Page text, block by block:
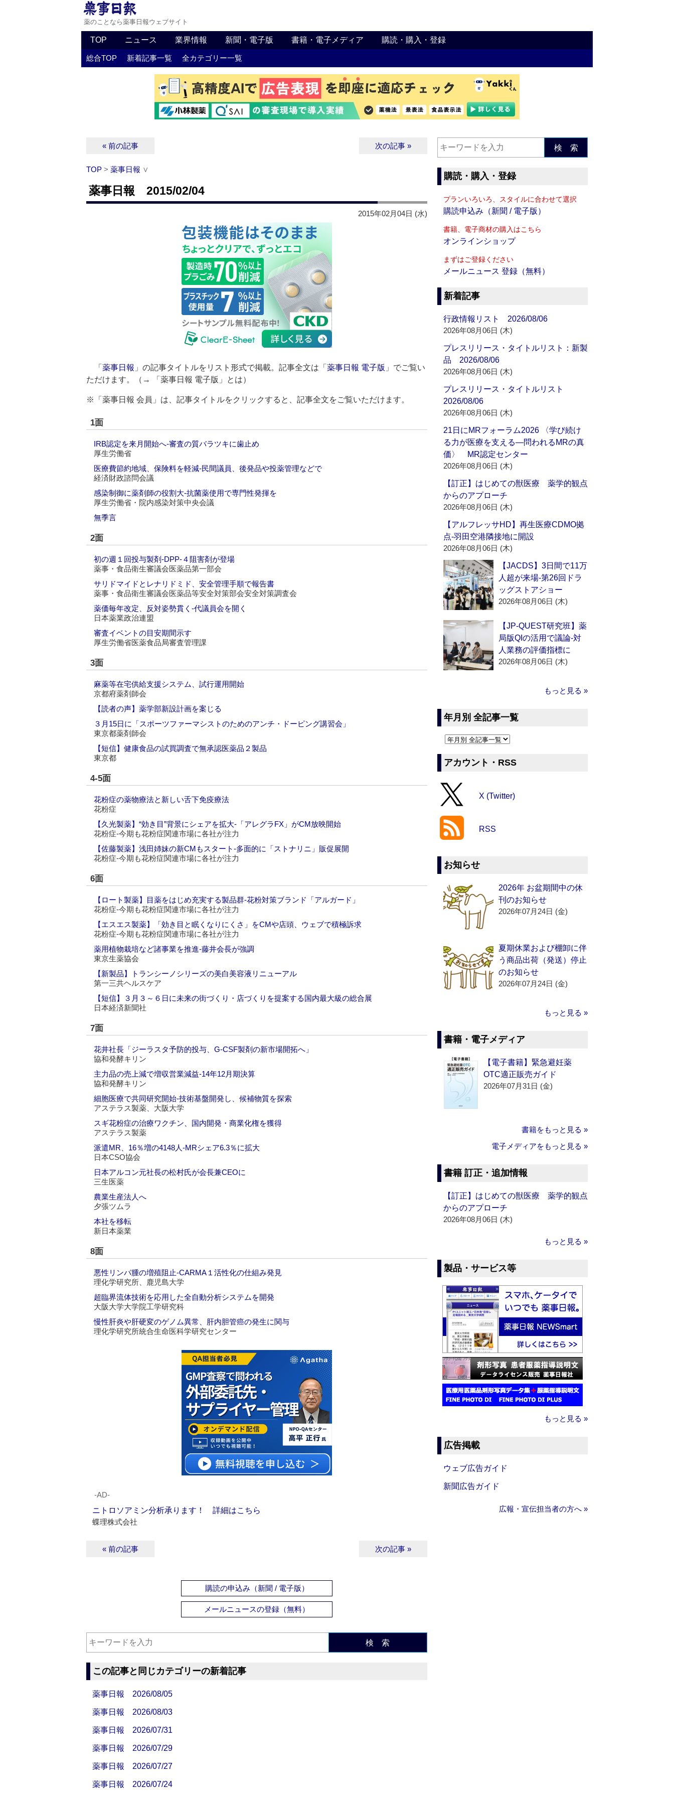
薬のことなら薬事日報ウェブサイト
TOP ニュース 業界情報 新聞・電子版 書籍・電子メディア 購読・購入・登録
総合TOP 新着記事一覧 全カテゴリー一覧
« 前の記事 次の記事 »
TOP > 薬事日報 ∨
薬事日報 2015/02/04
2015年02月04日 (水)
「 薬事日報 」の記事タイトルをリスト形式で掲載。記事全文は「 薬事日報 電子版 」でご覧い
ただけます。（→
「薬事日報 電子版」とは）
※「薬事日報 会員」は、記事タイトルをクリックすると、記事全文をご覧いただけます。
1面
IRB認定を来月開始へ‐審査の質バラツキに歯止め
厚生労働省
医療費節約地域、保険料を軽減‐民間議員、後発品や投薬管理などで
経済財政諮問会議
感染制御に薬剤師の役割大‐抗菌薬使用で専門性発揮を
厚生労働省・院内感染対策中央会議
無季言
2面
初の週１回投与製剤‐DPP‐４阻害剤が登場
薬事・食品衛生審議会医薬品第一部会
サリドマイドとレナリドミド、安全管理手順で報告書
薬事・食品衛生審議会医薬品等安全対策部会安全対策調査会
薬価毎年改定、反対姿勢貫く‐代議員会を開く
日本薬業政治連盟
審査イベントの目安期間示す
厚生労働省医薬食品局審査管理課
3面
麻薬等在宅供給支援システム、試行運用開始
京都府薬剤師会
【読者の声】薬学部新設計画を案じる
３月15日に「スポーツファーマシストのためのアンチ・ドーピング講習会」
東京都薬剤師会
【短信】健康食品の試買調査で無承認医薬品２製品
東京都
4-5面
花粉症の薬物療法と新しい舌下免疫療法
花粉症
【久光製薬】“効き目”背景にシェアを拡大‐「アレグラFX」がCM放映開始
花粉症‐今期も花粉症関連市場に各社が注力
【佐藤製薬】浅田姉妹の新CMもスタート‐多面的に「ストナリニ」販促展開
花粉症‐今期も花粉症関連市場に各社が注力
6面
【ロート製薬】目薬をはじめ充実する製品群‐花粉対策ブランド「アルガード」
花粉症‐今期も花粉症関連市場に各社が注力
【エスエス製薬】「効き目と眠くなりにくさ」をCMや店頭、ウェブで積極訴求
花粉症‐今期も花粉症関連市場に各社が注力
薬用植物栽培など諸事業を推進‐藤井会長が強調
東京生薬協会
【新製品】トランシーノシリーズの美白美容液リニューアル
第一三共ヘルスケア
【短信】３月３～６日に未来の街づくり・店づくりを提案する国内最大級の総合展
日本経済新聞社
7面
花井社長「ジーラスタ予防的投与、G‐CSF製剤の新市場開拓へ」
協和発酵キリン
主力品の売上減で増収営業減益‐14年12月期決算
協和発酵キリン
細胞医療で共同研究開始‐技術基盤開発し、候補物質を探索
アステラス製薬、大阪大学
スギ花粉症の治療ワクチン、国内開発・商業化権を獲得
アステラス製薬
派遣MR、16％増の4148人‐MRシェア6.3％に拡大
日本CSO協会
日本アルコン元社長の松村氏が会長兼CEOに
三生医薬
農業生産法人へ
夕張ツムラ
本社を移転
新日本薬業
8面
悪性リンパ腫の増殖阻止‐CARMA１活性化の仕組み発見
理化学研究所、鹿児島大学
超臨界流体技術を応用した全自動分析システムを開発
大阪大学大学院工学研究科
慢性肝炎や肝硬変のゲノム異常、肝内胆管癌の発生に関与
理化学研究所統合生命医科学研究センター
‐AD‐
ニトロソアミン分析承ります！ 詳細はこちら
蝶理株式会社
« 前の記事 次の記事 »
購読の申込み（新聞 / 電子版）
メールニュースの登録（無料）
検 索
この記事と同じカテゴリーの新着記事
薬事日報 2026/08/05
薬事日報 2026/08/03
薬事日報 2026/07/31
薬事日報 2026/07/29
薬事日報 2026/07/27
薬事日報 2026/07/24
検 索
購読・購入・登録
プランいろいろ、スタイルに合わせて選択
購読申込み（新聞 / 電子版）
書籍、電子商材の購入はこちら
オンラインショップ
まずはご登録ください
メールニュース 登録（無料）
新着記事
行政情報リスト 2026/08/06
2026年08月06日 (木)
プレスリリース・タイトルリスト：新製
品 2026/08/06
2026年08月06日 (木)
プレスリリース・タイトルリスト
2026/08/06
2026年08月06日 (木)
21日にMRフォーラム2026 〈学び続け
る力が医療を支える―問われるMRの真
価〉 MR認定センター
2026年08月06日 (木)
【訂正】はじめての獣医療 薬学的観点
からのアプローチ
2026年08月06日 (木)
【アルフレッサHD】再生医療CDMO拠
点‐羽田空港隣接地に開設
2026年08月06日 (木)
【JACDS】3日間で11万
人超が来場‐第26回ドラ
ッグストアショー
2026年08月06日 (木)
【JP-QUEST研究班】薬
局版QIの活用で議論‐対
人業務の評価指標に
2026年08月06日 (木)
もっと見る »
年月別 全記事一覧
アカウント・RSS
X (Twitter)
RSS
お知らせ
2026年 お盆期間中の休
刊のお知らせ
2026年07月24日 (金)
夏期休業および棚卸に伴
う商品出荷（発送）停止
のお知らせ
2026年07月24日 (金)
もっと見る »
書籍・電子メディア
【電子書籍】緊急避妊薬
OTC適正販売ガイド
2026年07月31日 (金)
書籍をもっと見る »
電子メディアをもっと見る »
書籍 訂正・追加情報
【訂正】はじめての獣医療 薬学的観点
からのアプローチ
2026年08月06日 (木)
もっと見る »
製品・サービス等
もっと見る »
広告掲載
ウェブ広告ガイド
新聞広告ガイド
広報・宣伝担当者の方へ »